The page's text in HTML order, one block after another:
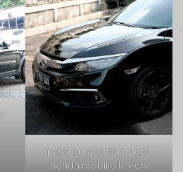
Eldabutiken
Stockholm
Årsta
pasang kaca film mobil
honda mobilio hrv crv